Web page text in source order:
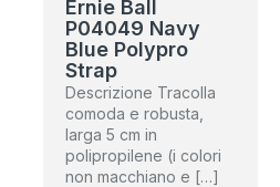
Ernie Ball
P04049 Navy
Blue Polypro
Strap
Descrizione Tracolla
comoda e robusta,
larga 5 cm in
polipropilene (i colori
non macchiano e […]